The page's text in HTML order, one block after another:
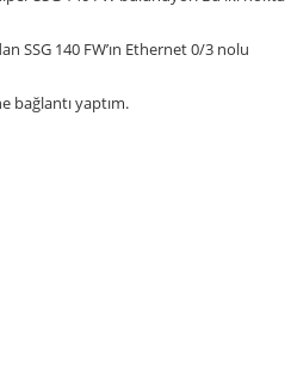
SSG 140 FW’ın Ethernet 0/3 nolu
bağlantı yaptım.